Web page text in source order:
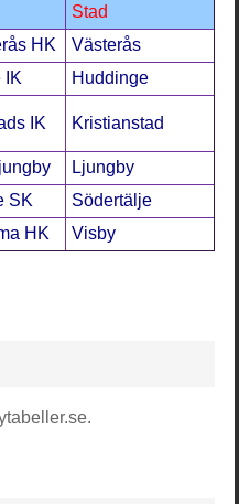
Stad
HK
Västerås
IK
Huddinge
IK Kristianstad
Ljungby
SK
Södertälje
HK Visby